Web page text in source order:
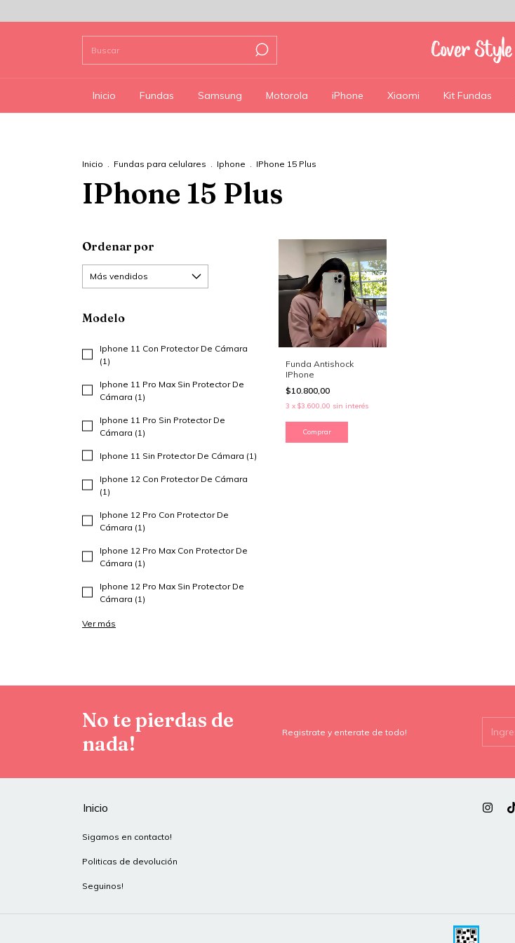
Inicio Fundas Samsung Motorola iPhone Xiaomi Kit Fundas
Inicio . Fundas para celulares . Iphone . IPhone 15 Plus
IPhone 15 Plus
Ordenar por
Modelo
Iphone 11 Con Protector De Cámara
(1)
Iphone 11 Pro Max Sin Protector De
Cámara (1)
Iphone 11 Pro Sin Protector De
Cámara (1)
Iphone 11 Sin Protector De Cámara (1)
Iphone 12 Con Protector De Cámara
(1)
Iphone 12 Pro Con Protector De
Cámara (1)
Iphone 12 Pro Max Con Protector De
Cámara (1)
Iphone 12 Pro Max Sin Protector De
Cámara (1)
Ver más
Funda Antishock
IPhone
$10.800,00
3 x $3.600,00 sin interés
Comprar
No te pierdas de
nada!
Registrate y enterate de todo!
Inicio
Sigamos en contacto!
Politicas de devolución
Seguinos!